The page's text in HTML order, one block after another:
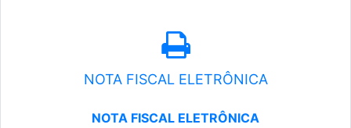
NOTA FISCAL ELETRÔNICA
NOTA FISCAL ELETRÔNICA